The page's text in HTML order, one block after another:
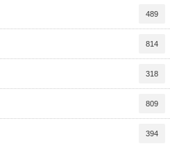
489
814
318
809
394